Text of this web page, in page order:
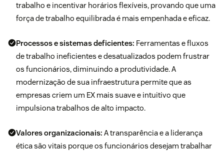
trabalho e incentivar horários flexíveis, provando que uma
força de trabalho equilibrada é mais empenhada e eficaz.
Processos e sistemas deficientes: Ferramentas e fluxos
de trabalho ineficientes e desatualizados podem frustrar
os funcionários, diminuindo a produtividade. A
modernização de sua infraestrutura permite que as
empresas criem um EX mais suave e intuitivo que
impulsiona trabalhos de alto impacto.
Valores organizacionais: A transparência e a liderança
ética são vitais porque os funcionários desejam trabalhar